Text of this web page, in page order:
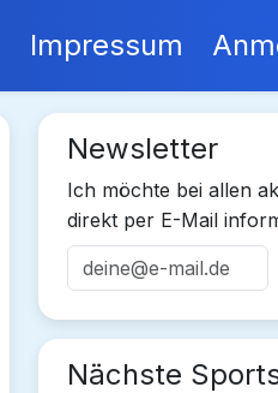
Impressum
Newsletter
Ich möchte bei allen
direkt per E-Mail
Nächste